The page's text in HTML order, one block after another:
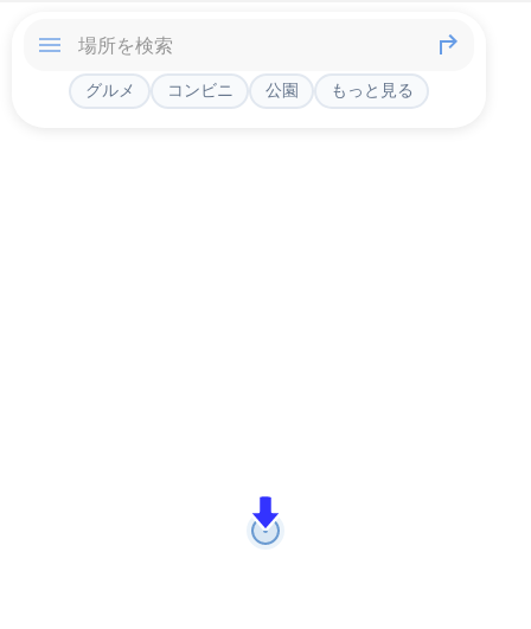
グルメ コンビニ 公園 もっと見る